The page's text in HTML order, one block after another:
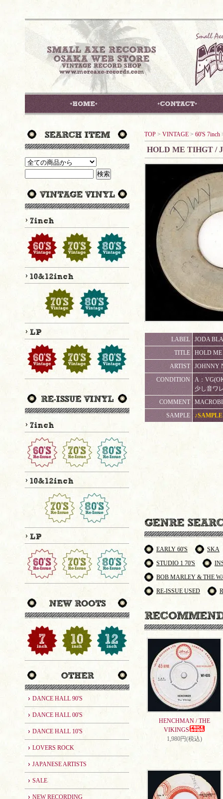
DANCE HALL 90'S
DANCE HALL 00'S
DANCE HALL 10'S
LOVERS ROCK
JAPANESE ARTISTS
SALE
NEW RECORDING
TOP > VINTAGE > 60'S 7inch
HOLD ME TIHGT /
LABEL
JODA
TITLE
HOLD
ARTIST
JOHNNY
CONDITION
A：
少し音ワ
COMMENT
SAMPLE
♪SAMPLE
EARLY 60'S
SKA
STUDIO 1 70'S
BOB MARLEY & THE
RE-ISSUE USED
HENCHMAN / THE
VIKINGS
1,980円(税込)